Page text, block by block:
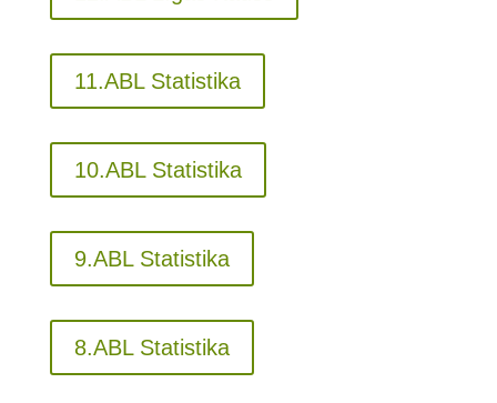
11.ABL Statistika
10.ABL Statistika
9.ABL Statistika
8.ABL Statistika